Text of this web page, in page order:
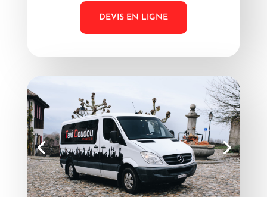
DEVIS EN LIGNE